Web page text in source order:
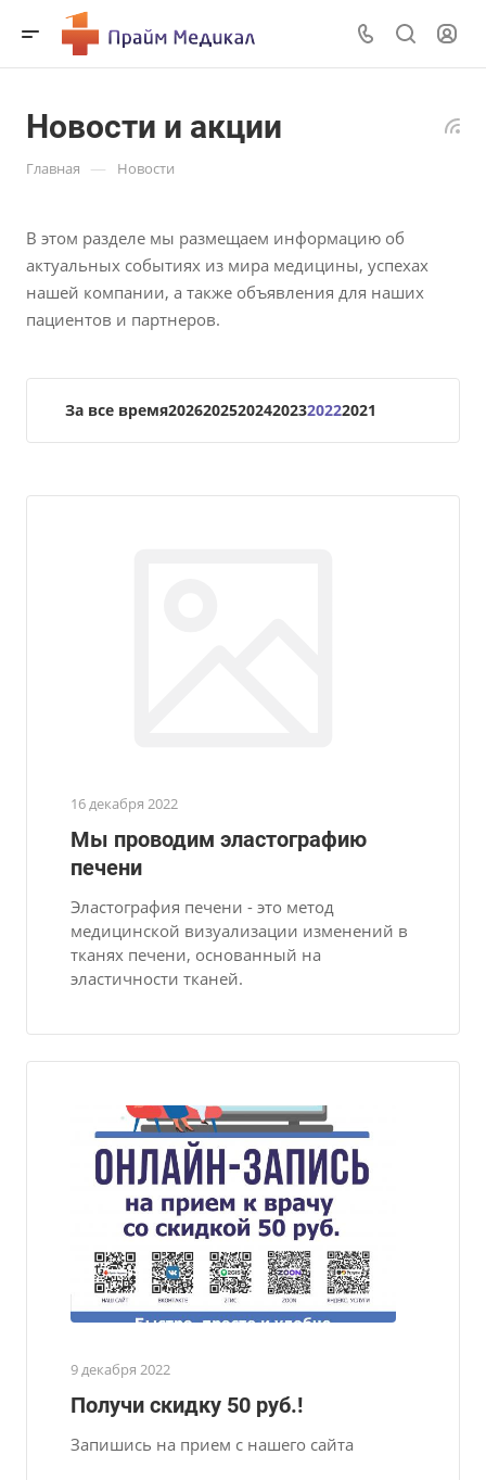
Новости и акции
Главная — Новости
В этом разделе мы размещаем информацию об
актуальных событиях из мира медицины, успехах
нашей компании, а также объявления для наших
пациентов и партнеров.
За все время202620252024202320222021
16 декабря 2022
Мы проводим эластографию
печени
Эластография печени - это метод
медицинской визуализации изменений в
тканях печени, основанный на
эластичности тканей.
9 декабря 2022
Получи скидку 50 руб.!
Запишись на прием с нашего сайта